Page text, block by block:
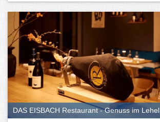
DAS EISBACH Restaurant - Genuss im Lehel